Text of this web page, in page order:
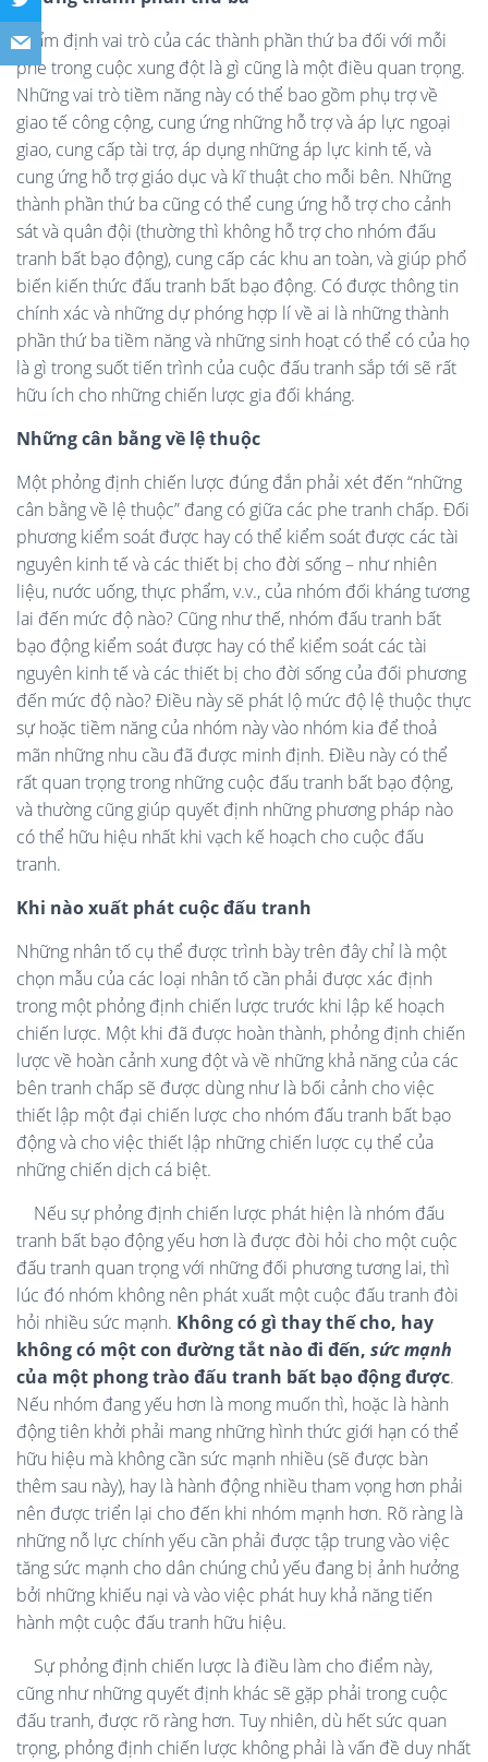
Thẩm định vai trò của các thành phần thứ ba đối với mỗi
phe trong cuộc xung đột là gì cũng là một điều quan trọng.
Những vai trò tiềm năng này có thể bao gồm phụ trợ về
giao tế công cộng, cung ứng những hỗ trợ và áp lực ngoại
giao, cung cấp tài trợ, áp dụng những áp lực kinh tế, và
cung ứng hỗ trợ giáo dục và kĩ thuật cho mỗi bên. Những
thành phần thứ ba cũng có thể cung ứng hỗ trợ cho cảnh
sát và quân đội (thường thì không hỗ trợ cho nhóm đấu
tranh bất bạo động), cung cấp các khu an toàn, và giúp phổ
biến kiến thức đấu tranh bất bạo động. Có được thông tin
chính xác và những dự phóng hợp lí về ai là những thành
phần thứ ba tiềm năng và những sinh hoạt có thể có của họ
là gì trong suốt tiến trình của cuộc đấu tranh sắp tới sẽ rất
hữu ích cho những chiến lược gia đối kháng.
Những cân bằng về lệ thuộc
Một phỏng định chiến lược đúng đắn phải xét đến “những
cân bằng về lệ thuộc” đang có giữa các phe tranh chấp. Đối
phương kiểm soát được hay có thể kiểm soát được các tài
nguyên kinh tế và các thiết bị cho đời sống – như nhiên
liệu, nước uống, thực phẩm, v.v., của nhóm đối kháng tương
lai đến mức độ nào? Cũng như thế, nhóm đấu tranh bất
bạo động kiểm soát được hay có thể kiểm soát các tài
nguyên kinh tế và các thiết bị cho đời sống của đối phương
đến mức độ nào? Điều này sẽ phát lộ mức độ lệ thuộc thực
sự hoặc tiềm năng của nhóm này vào nhóm kia để thoả
mãn những nhu cầu đã được minh định. Điều này có thể
rất quan trọng trong những cuộc đấu tranh bất bạo động,
và thường cũng giúp quyết định những phương pháp nào
có thể hữu hiệu nhất khi vạch kế hoạch cho cuộc đấu
tranh.
Khi nào xuất phát cuộc đấu tranh
Những nhân tố cụ thể được trình bày trên đây chỉ là một
chọn mẫu của các loại nhân tố cần phải được xác định
trong một phỏng định chiến lược trước khi lập kế hoạch
chiến lược. Một khi đã được hoàn thành, phỏng định chiến
lược về hoàn cảnh xung đột và về những khả năng của các
bên tranh chấp sẽ được dùng như là bối cảnh cho việc
thiết lập một đại chiến lược cho nhóm đấu tranh bất bạo
động và cho việc thiết lập những chiến lược cụ thể của
những chiến dịch cá biệt.
Nếu sự phỏng định chiến lược phát hiện là nhóm đấu
tranh bất bạo động yếu hơn là được đòi hỏi cho một cuộc
đấu tranh quan trọng với những đối phương tương lai, thì
lúc đó nhóm không nên phát xuất một cuộc đấu tranh đòi
hỏi nhiều sức mạnh. Không có gì thay thế cho, hay
không có một con đường tắt nào đi đến, sức mạnh
của một phong trào đấu tranh bất bạo động được.
Nếu nhóm đang yếu hơn là mong muốn thì, hoặc là hành
động tiên khởi phải mang những hình thức giới hạn có thể
hữu hiệu mà không cần sức mạnh nhiều (sẽ được bàn
thêm sau này), hay là hành động nhiều tham vọng hơn phải
nên được triển lại cho đến khi nhóm mạnh hơn. Rõ ràng là
những nỗ lực chính yếu cần phải được tập trung vào việc
tăng sức mạnh cho dân chúng chủ yếu đang bị ảnh hưởng
bởi những khiếu nại và vào việc phát huy khả năng tiến
hành một cuộc đấu tranh hữu hiệu.
Sự phỏng định chiến lược là điều làm cho điểm này,
cũng như những quyết định khác sẽ gặp phải trong cuộc
đấu tranh, được rõ ràng hơn. Tuy nhiên, dù hết sức quan
trọng, phỏng định chiến lược không phải là vấn đề duy nhất